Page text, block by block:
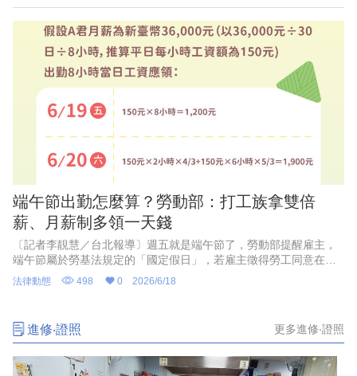
嗎？官員今日釐清，只要是「合理的」工作指導、訂定合理的績效
考核指標，都不會落入霸凌定義。
端午節出勤怎麼算？勞動部：打工族拿雙倍
薪、月薪制多領一天錢
〔記者李靚慧／台北報導〕週五就是端午節了，勞動部提醒雇主，
端午節屬於勞基法規定的「國定假日」，若雇主徵得勞工同意在當
天出勤，月薪制勞工除原有工資外，雇主須額外再加發「一日工
資」，若勞工原本是「例假」或「休息日」，雇主應額外給予勞工
的時薪，領取「雙倍工資」。
法律動態 498 0 2026/6/18
進修‧證照 更多進修‧證照